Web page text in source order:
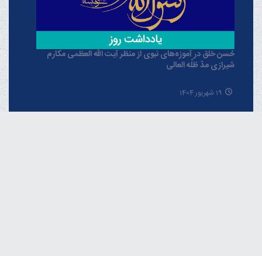
حُسن خلق در آموزه‌های نبوی از منظر آیت الله العظمی مکارم
شیرازی مدّ ظلّه العالی
19 شهریور 1404